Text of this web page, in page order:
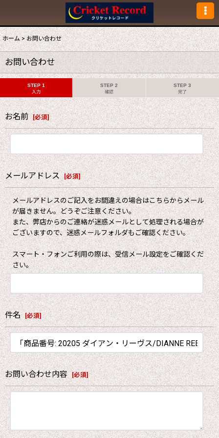
ホーム > お問い合わせ
お問い合わせ
STEP 1
入力
STEP 2
確認
STEP 3
完了
お名前 [必須]
メールアドレス [必須]
メールアドレスのご記入をお間違えの場合はこちらからメール
が届きません。どうぞご注意ください。
また、弊店からのご連絡が迷惑メールとして処理される場合が
ございますので、迷惑メールフォルダもご確認ください。
スマート・フォンご利用の際は、受信メール設定をご確認くだ
さい。
件名 [必須]
お問い合わせ内容 [必須]